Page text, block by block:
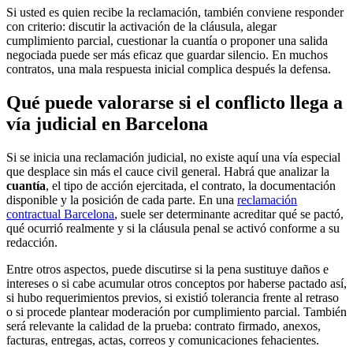
Si usted es quien recibe la reclamación, también conviene responder
con criterio: discutir la activación de la cláusula, alegar
cumplimiento parcial, cuestionar la cuantía o proponer una salida
negociada puede ser más eficaz que guardar silencio. En muchos
contratos, una mala respuesta inicial complica después la defensa.
Qué puede valorarse si el conflicto llega a
vía judicial en Barcelona
Si se inicia una reclamación judicial, no existe aquí una vía especial
que desplace sin más el cauce civil general. Habrá que analizar la
cuantía, el tipo de acción ejercitada, el contrato, la documentación
disponible y la posición de cada parte. En una reclamación
contractual Barcelona, suele ser determinante acreditar qué se pactó,
qué ocurrió realmente y si la cláusula penal se activó conforme a su
redacción.
Entre otros aspectos, puede discutirse si la pena sustituye daños e
intereses o si cabe acumular otros conceptos por haberse pactado así,
si hubo requerimientos previos, si existió tolerancia frente al retraso
o si procede plantear moderación por cumplimiento parcial. También
será relevante la calidad de la prueba: contrato firmado, anexos,
facturas, entregas, actas, correos y comunicaciones fehacientes.